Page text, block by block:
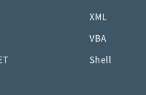
XML
VBA
Shell